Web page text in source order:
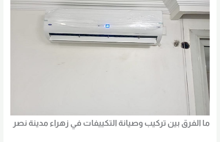
ما الفرق بين تركيب وصيانة التكييفات في زهراء مدينة نصر